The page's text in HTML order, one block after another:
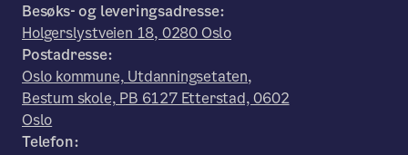
Besøks- og leveringsadresse:
Holgerslystveien 18, 0280 Oslo
Postadresse:
Oslo kommune, Utdanningsetaten,
Bestum skole, PB 6127 Etterstad, 0602
Oslo
Telefon: